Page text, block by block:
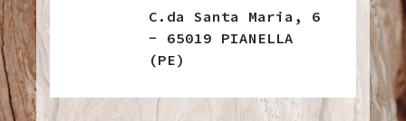
C.da Santa Maria, 6
- 65019 PIANELLA
(PE)